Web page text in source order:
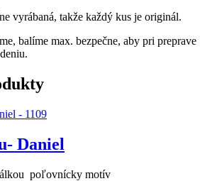
vyrábaná, takže každý kus je originál.
balíme max. bezpečne, aby pri preprave
Daniel
poľovnícky motív